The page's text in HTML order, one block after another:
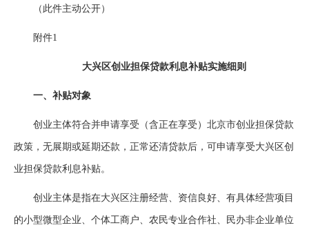
（此件主动公开）
附件1
大兴区创业担保贷款利息补贴实施细则
一、补贴对象
创业主体符合并申请享受（含正在享受）北京市创业担保贷款
政策，无展期或延期还款，正常还清贷款后，可申请享受大兴区创
业担保贷款利息补贴。
创业主体是指在大兴区注册经营、资信良好、有具体经营项目
的小型微型企业、个体工商户、农民专业合作社、民办非企业单位